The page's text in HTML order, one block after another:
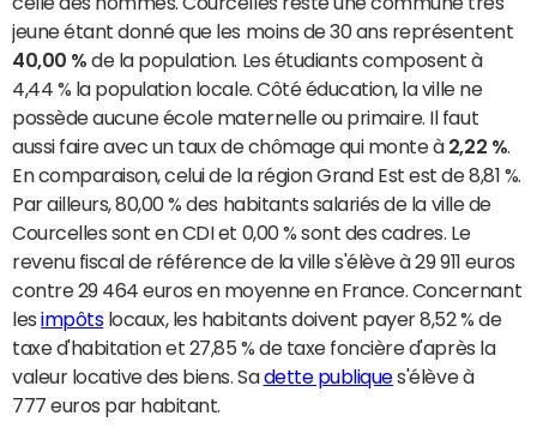
jeune étant donné que les moins de 30 ans représentent
40,00 % de la population. Les étudiants composent à
4,44 % la population locale. Côté éducation, la ville ne
possède aucune école maternelle ou primaire. Il faut
aussi faire avec un taux de chômage qui monte à 2,22 %
En comparaison, celui de la région Grand Est est de 8,81 %.
Par ailleurs, 80,00 % des habitants salariés de la ville de
Courcelles sont en CDI et 0,00 % sont des cadres. Le
revenu fiscal de référence de la ville s'élève à 29 911 euros
contre 29 464 euros en moyenne en France. Concernant
lesimpôtslocaux, les habitants doivent payer 8,52 % de
taxe d'habitation et 27,85 % de taxe foncière d'après la
valeur locative des biens. Sadette publiques'élève à
777 euros par habitant.